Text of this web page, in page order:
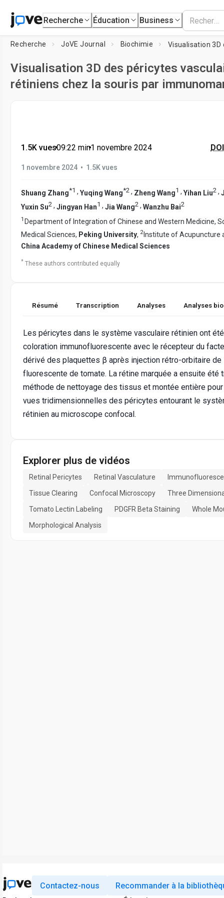
Recherche Éducation Business
Recherche JoVE Journal Biochimie
Visualisation 3D des péricytes
rétiniens chez la souris par
1.5K vues•09:22 min•1 novembre 2024
1 novembre 2024 • 1.5K vues
Shuang Zhang*1 , Yuqing Wang*2 , Zheng Wang1 , Yihan Liu2 ,
Yuxin Su2 , Jingyan Han1 , Jia Wang2 , Wanzhu Bai2
1 Department of Integration of Chinese and Western Medicine,
Medical Sciences, Peking University, 2 Institute of Acupuncture
China Academy of Chinese Medical Sciences
* These authors contributed equally
Résumé Transcription Analyses Analyses
Les péricytes dans le système vasculaire rétinien ont
coloration immunofluorescente avec le récepteur du
dérivé des plaquettes β après injection rétro-orbitaire de
fluorescente de tomate. La rétine marquée a ensuite été
méthode de nettoyage des tissus et montée entière
vues tridimensionnelles des péricytes entourant le
rétinien au microscope confocal.
Explorer plus de vidéos
Retinal Pericytes Retinal Vasculature
Tissue Clearing
Confocal Microscopy
Three
Tomato Lectin Labeling
PDGFR Beta Staining
Whole
Morphological Analysis
Contactez-nous Recommander à la